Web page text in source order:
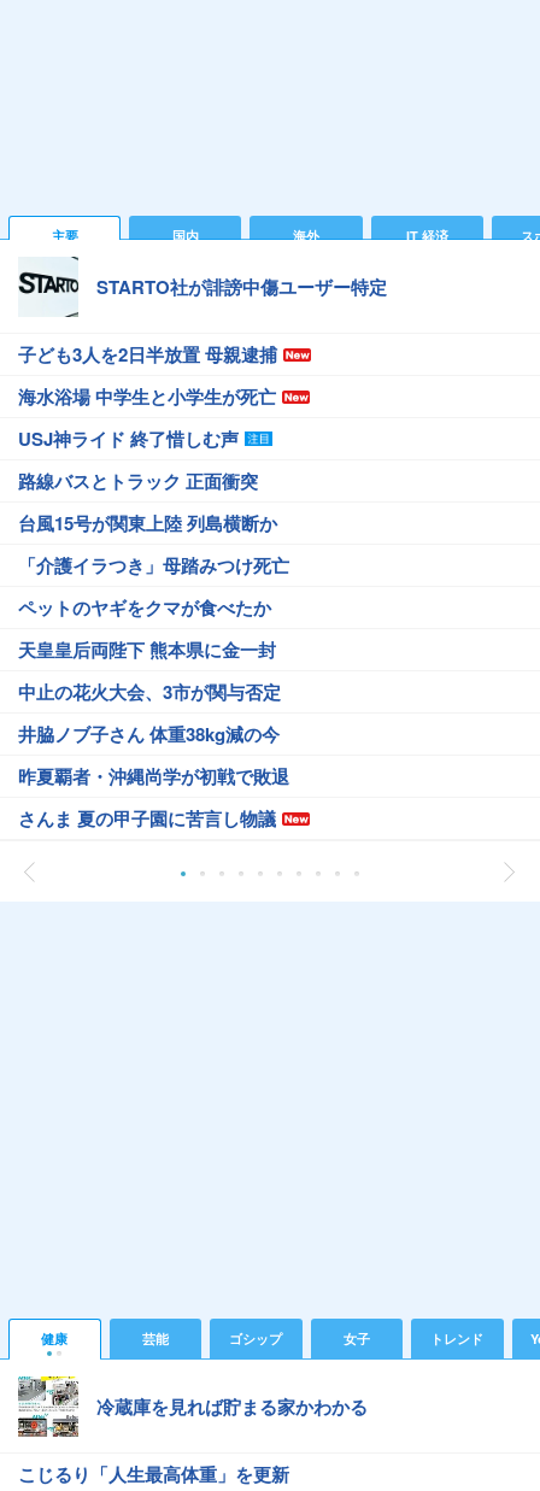
主要 国内 海外 IT 経済 ス
STARTO社が誹謗中傷ユーザー特定
子ども3人を2日半放置 母親逮捕
海水浴場 中学生と小学生が死亡
USJ神ライド 終了惜しむ声
路線バスとトラック 正面衝突
台風15号が関東上陸 列島横断か
「介護イラつき」母踏みつけ死亡
ペットのヤギをクマが食べたか
天皇皇后両陛下 熊本県に金一封
中止の花火大会、3市が関与否定
井脇ノブ子さん 体重38kg減の今
昨夏覇者・沖縄尚学が初戦で敗退
さんま 夏の甲子園に苦言し物議
健康 芸能 ゴシップ 女子 トレンド
冷蔵庫を見れば貯まる家かわかる
こじるり「人生最高体重」を更新